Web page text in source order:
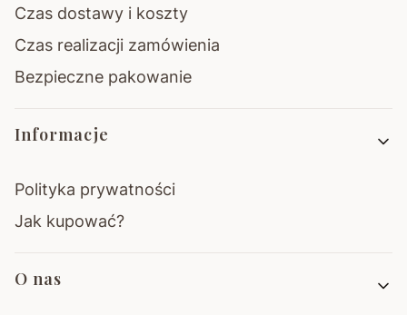
Czas dostawy i koszty
Czas realizacji zamówienia
Bezpieczne pakowanie
Informacje
Polityka prywatności
Jak kupować?
O nas